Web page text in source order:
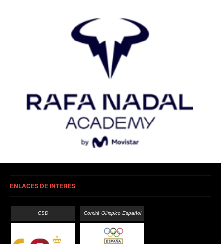
ENLACES DE INTERÉS
CSD Comité Olímpico Español